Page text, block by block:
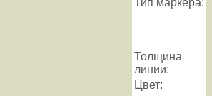
Толщина
линии:
Цвет: